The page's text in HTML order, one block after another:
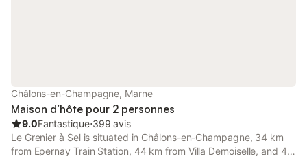
Châlons-en-Champagne, Marne
Maison d’hôte pour 2 personnes
9.0Fantastique⋅399 avis
Le Grenier à Sel is situated in Châlons-en-Champagne, 34 km
from Epernay Train Station, 44 km from Villa Demoiselle, and 44